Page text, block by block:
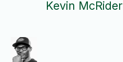
Kevin McRider